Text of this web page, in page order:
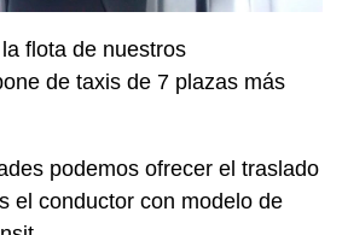
flota de nuestros
de taxis de 7 plazas más
podemos ofrecer el traslado
el conductor con modelo de